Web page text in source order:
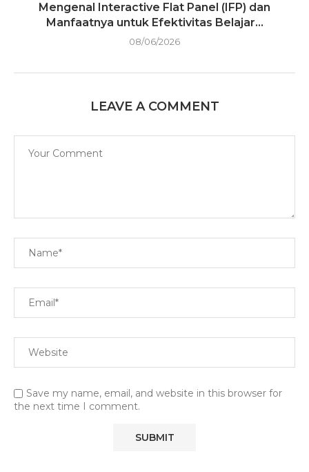
Mengenal Interactive Flat Panel (IFP) dan
Manfaatnya untuk Efektivitas Belajar...
08/06/2026
LEAVE A COMMENT
Save my name, email, and website in this browser for
the next time I comment.